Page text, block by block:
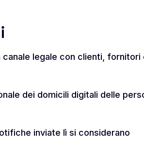
legale con clienti, fornitori
dei domicili digitali delle
inviate lì si considerano